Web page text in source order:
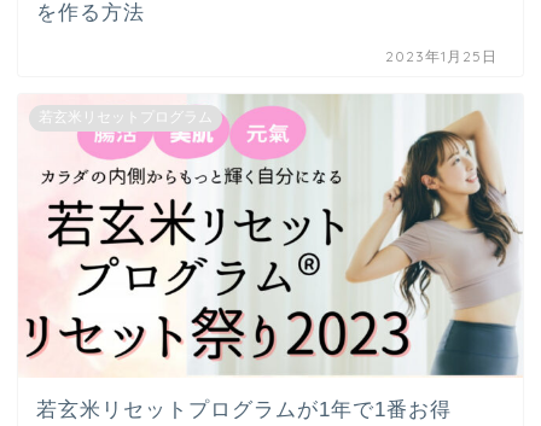
を作る方法
2023年1月25日
若玄米リセットプログラム
若玄米リセットプログラムが1年で1番お得